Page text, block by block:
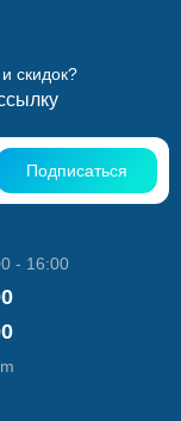
скидок?
Подписаться
- 16:00